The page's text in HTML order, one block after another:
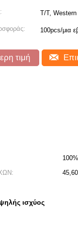
T/T,
100pcs/μια
τιμή
ισχύος